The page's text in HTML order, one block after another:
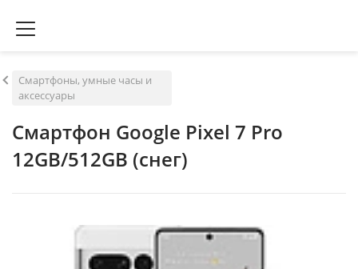
Смартфоны, умные часы и
аксессуары
Смартфон Google Pixel 7 Pro
12GB/512GB (снег)